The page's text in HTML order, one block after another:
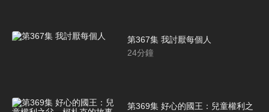
第367集 我討厭每個人
24分鐘
第369集 好心的國王：兒童權利之